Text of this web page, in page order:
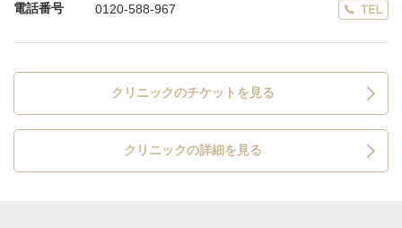
電話番号 0120-588-967
クリニックのチケットを見る
クリニックの詳細を見る